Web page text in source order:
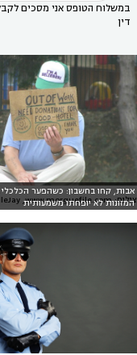
במשלוח הטופס אני מסכים
דין
אבות, קחו בחשבון: כשהפער הכלכלי
המזונות לא יופחתו משמעותית
צילום: ArielleJay ,www.morguefile.com